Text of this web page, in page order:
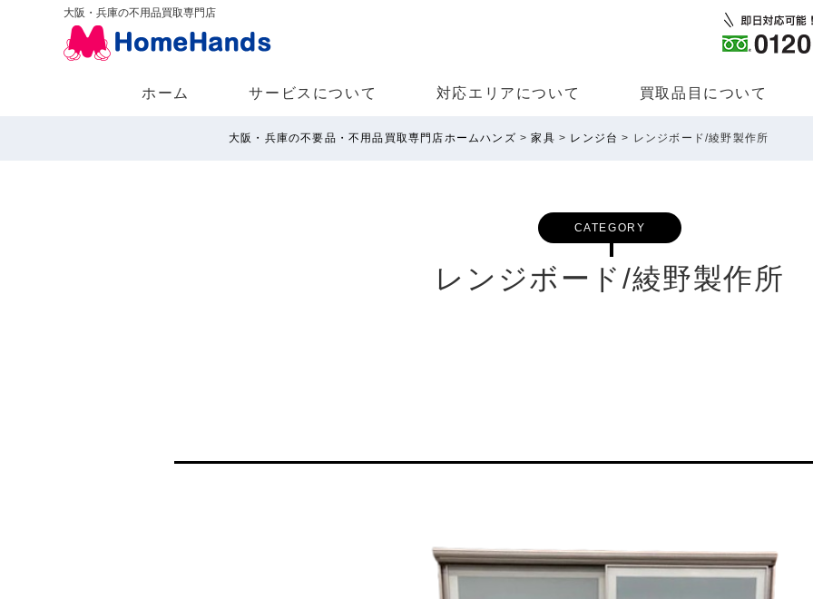
大阪・兵庫の不用品買取専門店
ホーム サービスについて 対応エリアについて 買取品⽬について
大阪・兵庫の不要品・不用品買取専門店ホームハンズ >家具 > レンジ台 > レンジボード/綾野製作所
CATEGORY
レンジボード/綾野製作所